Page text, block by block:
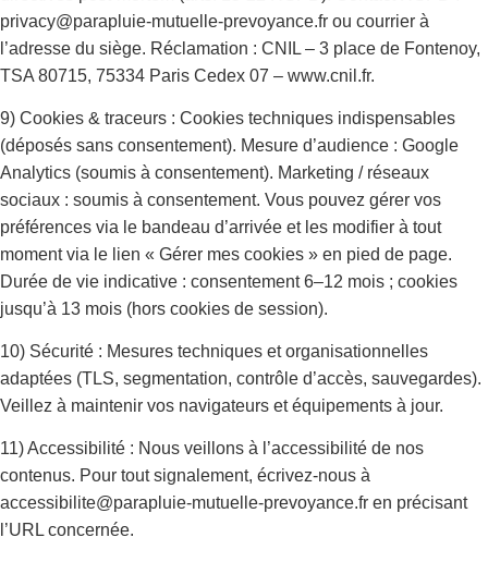
privacy@parapluie-mutuelle-prevoyance.fr ou courrier à
l’adresse du siège. Réclamation : CNIL – 3 place de Fontenoy,
TSA 80715, 75334 Paris Cedex 07 – www.cnil.fr.
9) Cookies & traceurs : Cookies techniques indispensables
(déposés sans consentement). Mesure d’audience : Google
Analytics (soumis à consentement). Marketing / réseaux
sociaux : soumis à consentement. Vous pouvez gérer vos
préférences via le bandeau d’arrivée et les modifier à tout
moment via le lien « Gérer mes cookies » en pied de page.
Durée de vie indicative : consentement 6–12 mois ; cookies
jusqu’à 13 mois (hors cookies de session).
10) Sécurité : Mesures techniques et organisationnelles
adaptées (TLS, segmentation, contrôle d’accès, sauvegardes).
Veillez à maintenir vos navigateurs et équipements à jour.
11) Accessibilité : Nous veillons à l’accessibilité de nos
contenus. Pour tout signalement, écrivez-nous à
accessibilite@parapluie-mutuelle-prevoyance.fr en précisant
l’URL concernée.